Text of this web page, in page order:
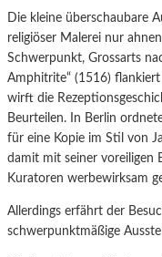
Die kleine überschaubare
religiöser Malerei nur
Schwerpunkt, Grossarts
Amphitrite“ (1516) flankiert
wirft die
Beurteilen. In Berlin
für eine Kopie im Stil von
damit mit seiner voreiligen
Kuratoren werbewirksam
Allerdings erfährt der
schwerpunktmäßige